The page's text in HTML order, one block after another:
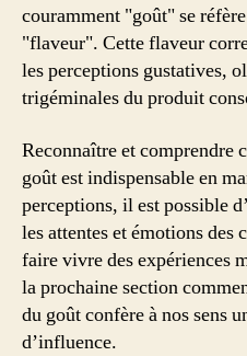
couramment "goût" se
"flaveur". Cette flaveur
les perceptions gustatives,
trigéminales du produit
Reconnaître et comprendre
goût est indispensable en
perceptions, il est possible
les attentes et émotions des
faire vivre des expériences
la prochaine section
du goût confère à nos sens
d’influence.